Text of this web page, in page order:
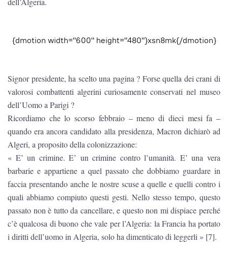
{dmotion width="600" height="480"}xsn8mk{/dmotion}
Signor presidente, ha scelto una pagina ? Forse quella dei crani di
valorosi combattenti algerini curiosamente conservati nel museo
dell’Uomo a Parigi ?
Ricordiamo che lo scorso febbraio – meno di dieci mesi fa –
quando era ancora candidato alla presidenza, Macron dichiarò ad
Algeri, a proposito della colonizzazione:
« E’ un crimine. E’ un crimine contro l’umanità. E’ una vera
barbarie e appartiene a quel passato che dobbiamo guardare in
faccia presentando anche le nostre scuse a quelle e quelli contro i
quali abbiamo compiuto questi gesti. Nello stesso tempo, questo
passato non è tutto da cancellare, e questo non mi dispiace perché
c’è qualcosa di buono che vale per l’Algeria: la Francia ha portato
i diritti dell’uomo in Algeria, solo ha dimenticato di leggerli » [7].